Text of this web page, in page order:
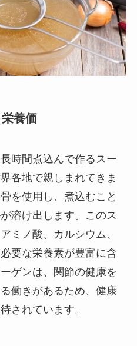
養価
時間煮込んで作るスー
各地で親しまれてきま
を使用し、煮込むこと
溶け出します。このス
ミノ酸、カルシウム、
要な栄養素が豊富に含
ゲンは、関節の健康を
働きがあるため、健康
されています。